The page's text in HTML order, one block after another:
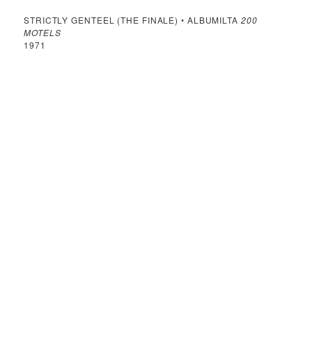
STRICTLY GENTEEL (THE FINALE) • ALBUMILTA 200
MOTELS
1971